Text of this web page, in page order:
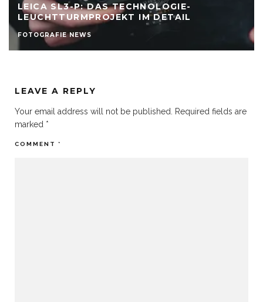
LEICA SL3-P: DAS TECHNOLOGIE-
LEUCHTTURMPROJEKT IM DETAIL
FOTOGRAFIE NEWS
LEAVE A REPLY
Your email address will not be published.
Required fields are
marked *
COMMENT *